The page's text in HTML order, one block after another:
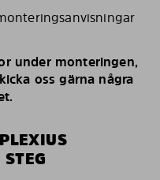
under monteringen,
oss gärna några